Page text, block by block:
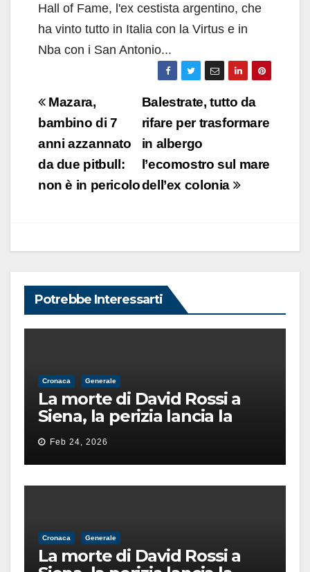
Hall of Fame, l'ex cestista argentino, che
ha vinto tutto in Italia con la Virtus e in
Nba con i San Antonio...
Navigazione
articoli
Balestrate, tutto da
rifare per trasformare
in albergo
l’ecomostro sul mare
dell’ex colonia
Mazara,
bambino di 7
anni azzannato
da due pitbull:
non è in pericolo
Potrebbe Interessarti
Cronaca Generale
La morte di David Rossi a
Siena, la perizia lancia la
pista di un’intimidazione
finita male
Feb 24, 2026
Cronaca Generale
La morte di David Rossi a